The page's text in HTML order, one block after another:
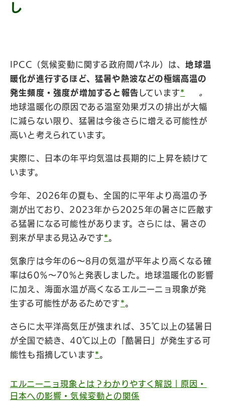
し
IPCC（気候変動に関する政府間パネル）は、地球温
暖化が進行するほど、猛暑や熱波などの極端高温の
発生頻度・強度が増加すると報告 しています*
。
地球温暖化の原因である温室効果ガスの排出が大幅
に減らない限り、猛暑は今後さらに増える可能性が
高いと考えられています。
実際に、日本の年平均気温は長期的に上昇を続けて
います。
今年、2026年の夏も、全国的に平年より高温の予
測が出ており、2023年から2025年の暑さに匹敵す
る猛暑になる可能性があります。さらには、暑さの
到来が早まる見込みです*。
気象庁は今年の6～8月の気温が平年より高くなる確
率は60％～70%と発表しました。地球温暖化の影響
に加え、海面水温が高くなるエルニーニョ現象が発
生する可能性があるためです*。
さらに太平洋高気圧が強まれば、35℃以上の猛暑日
が全国で続き、40℃以上の「酷暑日」が発生する可
能性も指摘しています*。
エルニーニョ現象とは？わかりやすく解説｜原因・
日本への影響・気候変動との関係